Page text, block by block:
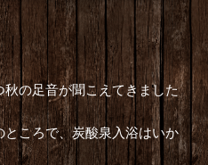
の足音が聞こえてきました
ころで、炭酸泉入浴はいか